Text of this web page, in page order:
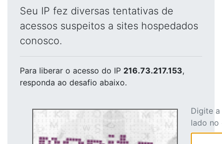
Seu IP fez diversas tentativas de
acessos suspeitos a sites hospedados
conosco.
Para liberar o acesso do IP 216.73.217.153,
responda ao desafio abaixo.
Digite
lado no